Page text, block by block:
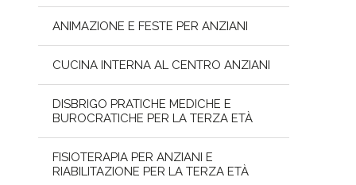
ANIMAZIONE E FESTE PER ANZIANI
CUCINA INTERNA AL CENTRO ANZIANI
DISBRIGO PRATICHE MEDICHE E
BUROCRATICHE PER LA TERZA ETÀ
FISIOTERAPIA PER ANZIANI E
RIABILITAZIONE PER LA TERZA ETÀ